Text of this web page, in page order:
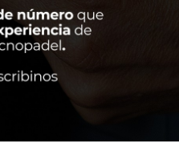
SHORT POLLERA CORE ROJO
₲180.000
Añadir al carrito